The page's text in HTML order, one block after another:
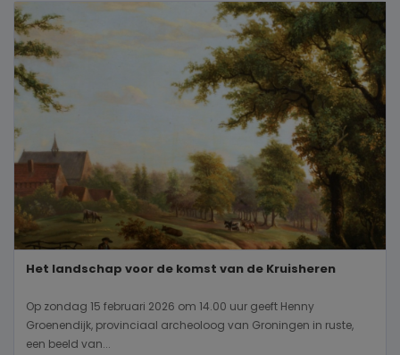
Het landschap voor de komst van de Kruisheren
Op zondag 15 februari 2026 om 14.00 uur geeft Henny
Groenendijk, provinciaal archeoloog van Groningen in ruste,
een beeld van...